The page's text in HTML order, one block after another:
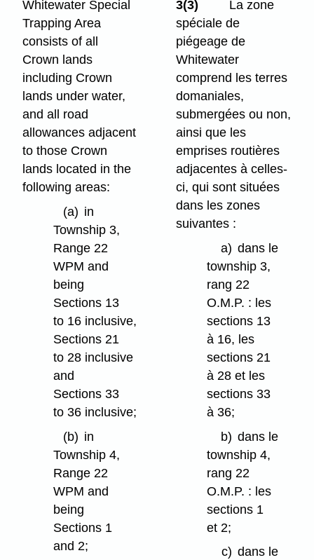
Whitewater Special
Trapping Area
consists of all
Crown lands
including Crown
lands under water,
and all road
allowances adjacent
to those Crown
lands located in the
following areas:
(a) in
Township 3,
Range 22
WPM and
being
Sections 13
to 16 inclusive,
Sections 21
to 28 inclusive
and
Sections 33
to 36 inclusive;
(b) in
Township 4,
Range 22
WPM and
being
Sections 1
and 2;
3(3)
La zone
spéciale de
piégeage de
Whitewater
comprend les terres
domaniales,
submergées ou non,
ainsi que les
emprises routières
adjacentes à celles-
ci, qui sont situées
dans les zones
suivantes :
a) dans le
township 3,
rang 22
O.M.P. : les
sections 13
à 16, les
sections 21
à 28 et les
sections 33
à 36;
b) dans le
township 4,
rang 22
O.M.P. : les
sections 1
et 2;
c) dans le